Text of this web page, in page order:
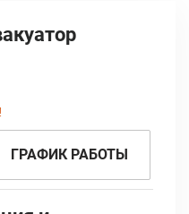
ГРАФИК РАБОТЫ